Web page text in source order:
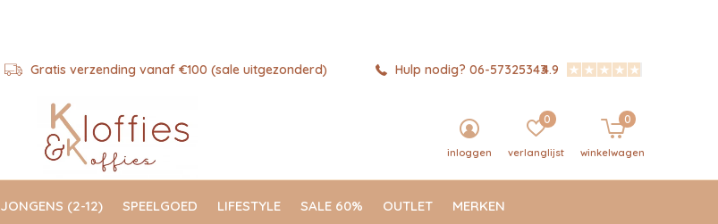
JONGENS (2-12) SPEELGOED LIFESTYLE SALE 60% OUTLET MERKEN
inloggen verlanglijst
0
winkelwagen
0
Gratis verzending vanaf €100 (sale uitgezonderd) Hulp nodig? 06-573253434.9